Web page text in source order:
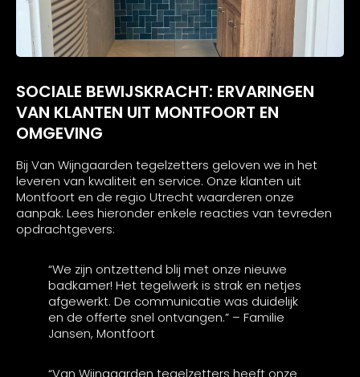
SOCIALE BEWIJSKRACHT: ERVARINGEN
VAN KLANTEN UIT MONTFOORT EN
OMGEVING
Bij Van Wijngaarden tegelzetters geloven we in het
leveren van kwaliteit en service. Onze klanten uit
Montfoort en de regio Utrecht waarderen onze
aanpak. Lees hieronder enkele reacties van tevreden
opdrachtgevers:
“We zijn ontzettend blij met onze nieuwe
badkamer! Het tegelwerk is strak en netjes
afgewerkt. De communicatie was duidelijk
en de offerte snel ontvangen.” – Familie
Jansen, Montfoort
“Van Wijngaarden tegelzetters heeft onze